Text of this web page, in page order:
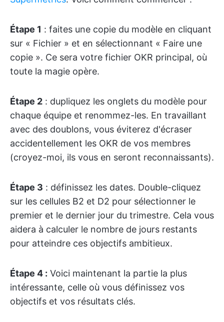
Étape 1 : faites une copie du modèle en cliquant
sur « Fichier » et en sélectionnant « Faire une
copie ». Ce sera votre fichier OKR principal, où
toute la magie opère.
Étape 2 : dupliquez les onglets du modèle pour
chaque équipe et renommez-les. En travaillant
avec des doublons, vous éviterez d'écraser
accidentellement les OKR de vos membres
(croyez-moi, ils vous en seront reconnaissants).
Étape 3 : définissez les dates. Double-cliquez
sur les cellules B2 et D2 pour sélectionner le
premier et le dernier jour du trimestre. Cela vous
aidera à calculer le nombre de jours restants
pour atteindre ces objectifs ambitieux.
Étape 4 : Voici maintenant la partie la plus
intéressante, celle où vous définissez vos
objectifs et vos résultats clés.